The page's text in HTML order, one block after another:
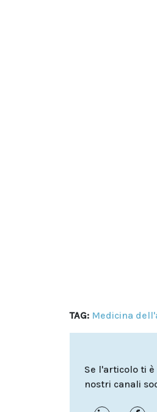
TAG: Medicina
Se l'articolo ti
nostri canali